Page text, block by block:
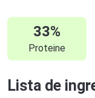
33%
Proteine
Lista de